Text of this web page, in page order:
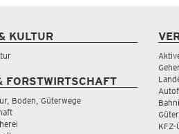
KULTUR
FORSTWIRTSCHAFT
Boden, Güterwege